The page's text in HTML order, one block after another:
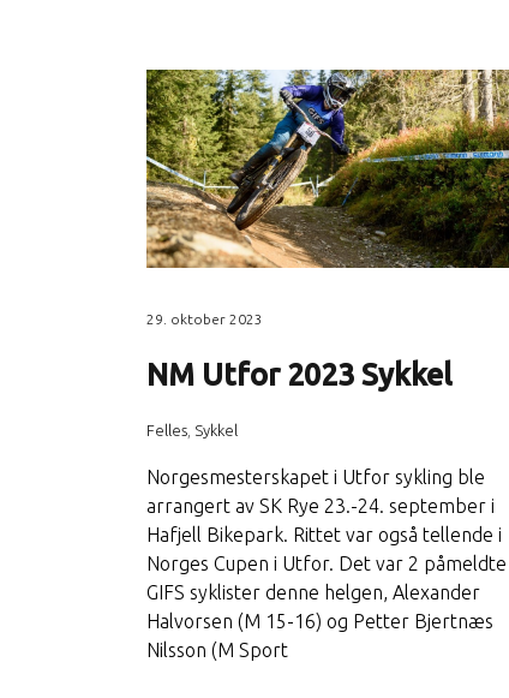
29. oktober 2023
NM Utfor 2023 Sykkel
Felles Sykkel
Norgesmesterskapet i Utfor sykling ble
arrangert av SK Rye 23.-24. september i
Hafjell Bikepark. Rittet var også tellende i
Norges Cupen i Utfor. Det var 2 påmeldte
GIFS syklister denne helgen, Alexander
Halvorsen (M 15-16) og Petter Bjertnæs
Nilsson (M Sport